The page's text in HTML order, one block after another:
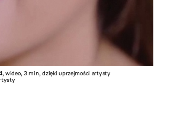
gender, 2014, digital painting / papier, 21 × 21
wideo, 3 min, dzięki uprzejmości artysty